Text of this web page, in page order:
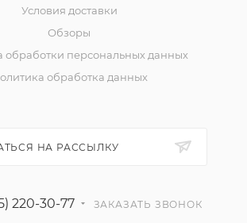
Условия доставки
Обзоры
обработки персональных данных
обработка данных
НА РАССЫЛКУ
220-30-77 ЗАКАЗАТЬ ЗВОНОК